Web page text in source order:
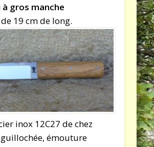
gros manche
19 cm de long.
inox 12C27 de chez
émouture